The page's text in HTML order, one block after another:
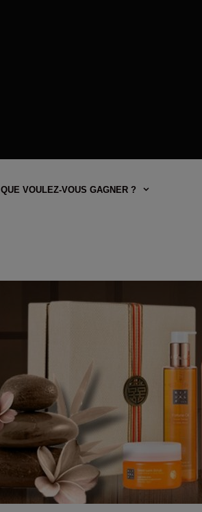
QUE VOULEZ-VOUS GAGNER ?